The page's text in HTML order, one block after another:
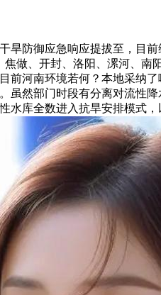
防御应急响应提拔至，目前
焦做、开封、洛阳、漯河、
前河南环境若何？本地采纳
虽然部门时段有分离对流性
水库全数进入抗旱安排模式